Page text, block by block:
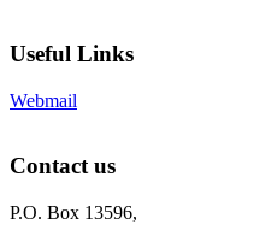
Useful Links
Webmail
Contact us
P.O. Box 13596,